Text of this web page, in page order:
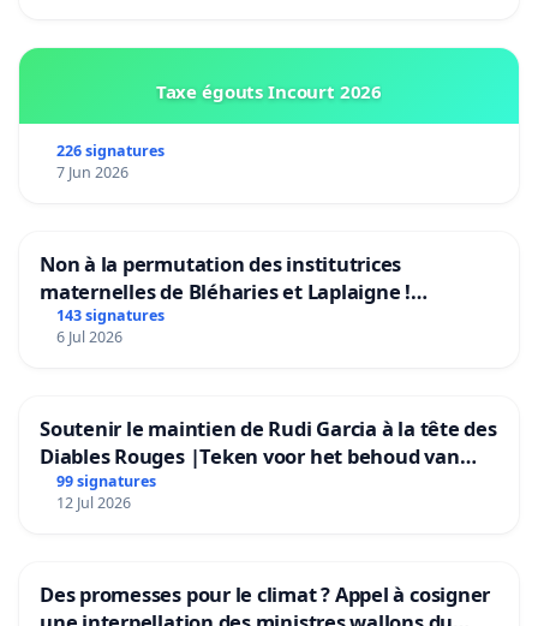
Taxe égouts Incourt 2026
226 signatures
7 Jun 2026
Non à la permutation des institutrices
maternelles de Bléharies et Laplaigne !
Préservons la stabilité de nos enfants.
143 signatures
6 Jul 2026
Soutenir le maintien de Rudi Garcia à la tête des
Diables Rouges |Teken voor het behoud van
Rudi Garcia als bondscoach
99 signatures
12 Jul 2026
Des promesses pour le climat ? Appel à cosigner